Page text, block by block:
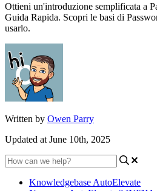
Ottieni un'introduzione semplificata a
Guida Rapida. Scopri le basi di
usarlo.
Written by Owen Parry
Updated at June 10th, 2025
Knowledgebase AutoElevate